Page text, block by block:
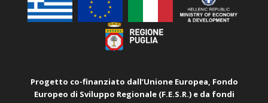
Progetto co-finanziato dall’Unione Europea, Fondo
Europeo di Sviluppo Regionale (F.E.S.R.) e da fondi